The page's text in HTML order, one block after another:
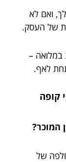
ואם לא
של העסק.
–
לאף.
קופה
המוכר?
של